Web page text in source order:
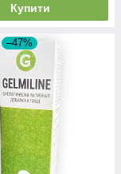
Купити
–47%